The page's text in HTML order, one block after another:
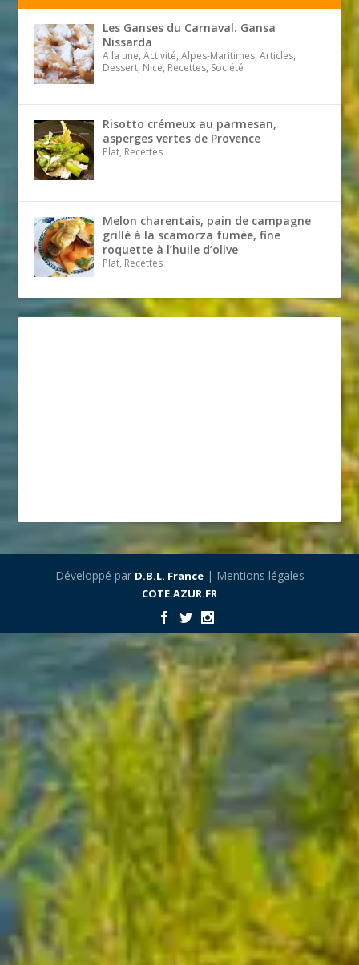
Les Ganses du Carnaval. Gansa
Nissarda
A la une, Activité, Alpes-Maritimes, Articles,
Dessert, Nice, Recettes, Société
Risotto crémeux au parmesan,
asperges vertes de Provence
Plat, Recettes
Melon charentais, pain de campagne
grillé à la scamorza fumée, fine
roquette à l’huile d’olive
Plat, Recettes
Développé par D.B.L. France| Mentions légales
COTE.AZUR.FR